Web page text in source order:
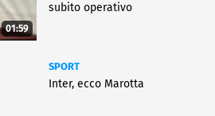
01:59
subito operativo
SPORT
Inter, ecco Marotta